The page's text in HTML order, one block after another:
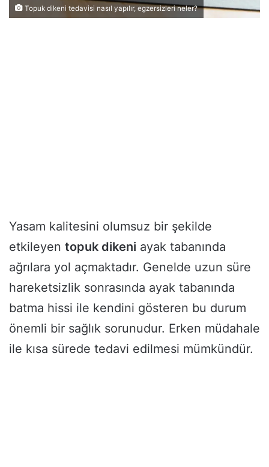
Topuk dikeni tedavisi nasıl yapılır, egzersizleri neler?
Yasam kalitesini olumsuz bir şekilde
etkileyen topuk dikeni ayak tabanında
ağrılara yol açmaktadır. Genelde uzun süre
hareketsizlik sonrasında ayak tabanında
batma hissi ile kendini gösteren bu durum
önemli bir sağlık sorunudur. Erken müdahale
ile kısa sürede tedavi edilmesi mümkündür.